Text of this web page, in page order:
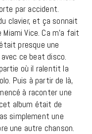
par accident.
clavier, et ça sonnait
Vice. Ca m’a fait
presque une
ce beat disco.
où il ralentit la
Puis à partir de là,
à raconter une
album était de
simplement une
une autre chanson.